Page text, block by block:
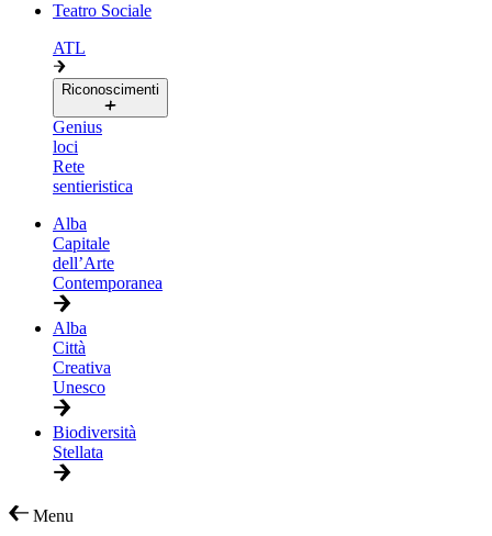
Teatro Sociale
ATL
Riconoscimenti
Genius
loci
Rete
sentieristica
Alba
Capitale
dell’Arte
Contemporanea
Alba
Città
Creativa
Unesco
Biodiversità
Stellata
Menu